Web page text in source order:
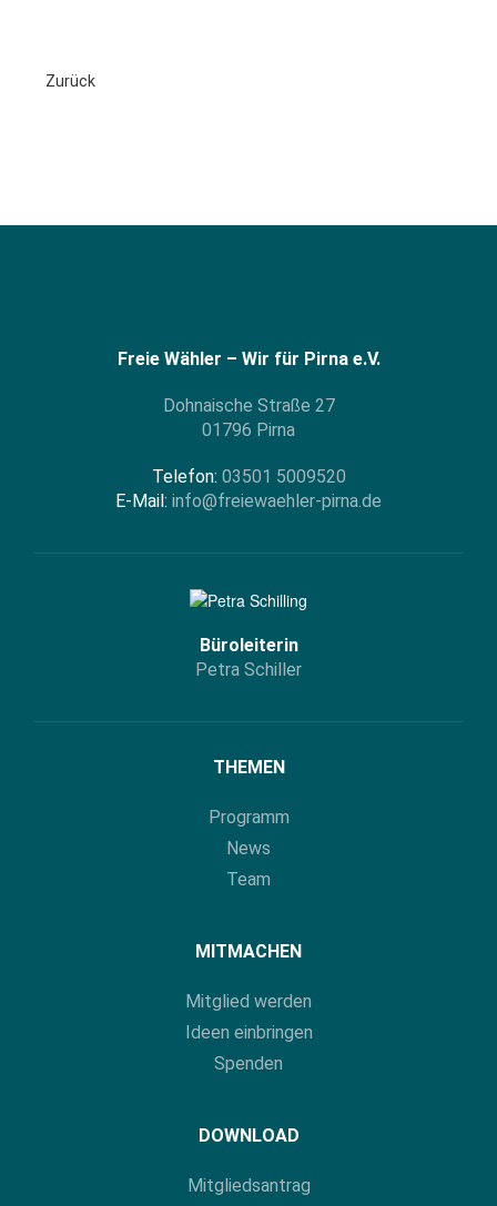
Zurück
Freie Wähler – Wir für Pirna e.V.
Dohnaische Straße 27
01796 Pirna
Telefon: 03501 5009520
E-Mail: info@freiewaehler-pirna.de
Büroleiterin
Petra Schiller
THEMEN
Programm
News
Team
MITMACHEN
Mitglied werden
Ideen einbringen
Spenden
DOWNLOAD
Mitgliedsantrag